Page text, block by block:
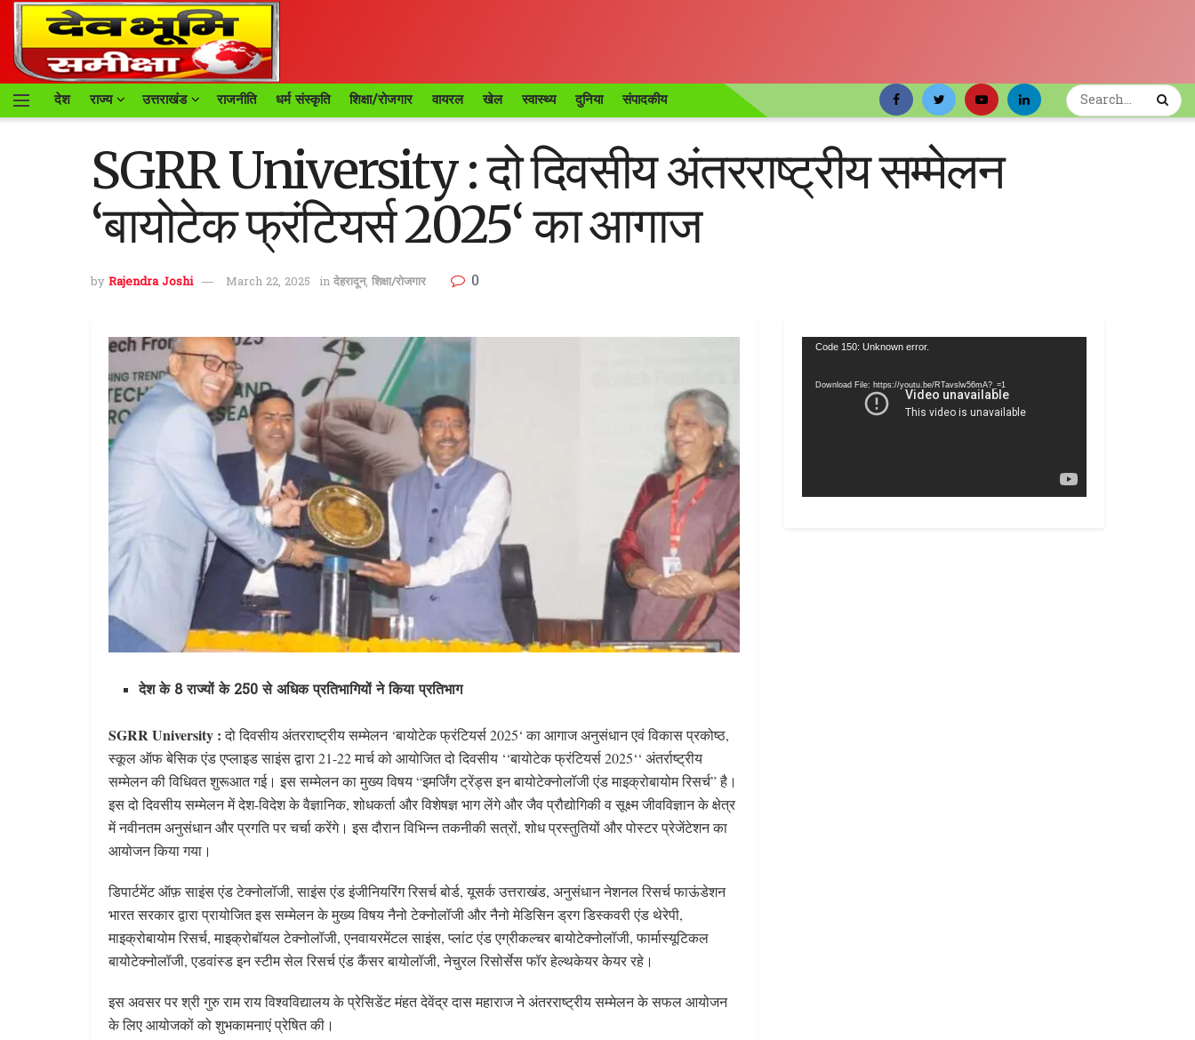
देश राज्य उत्तराखंड राजनीति धर्म संस्कृति शिक्षा/रोजगार वायरल खेल स्वास्थ्य दुनिया संपादकीय
SGRR University : दो दिवसीय अंतरराष्ट्रीय सम्मेलन
‘बायोटेक फ्रंटियर्स 2025‘ का आगाज
by Rajendra Joshi March 22, 2025 in देहरादून, शिक्षा/रोजगार 0
देश के 8 राज्यों के 250 से अधिक प्रतिभागियों ने किया प्रतिभाग
SGRR University :दो दिवसीय अंतरराष्ट्रीय सम्मेलन ‘बायोटेक फ्रंटियर्स 2025‘ का आगाज अनुसंधान एवं विकास प्रकोष्ठ,
स्कूल ऑफ बेसिक एंड एप्लाइड साइंस द्वारा 21-22 मार्च को आयोजित दो दिवसीय ‘‘बायोटेक फ्रंटियर्स 2025‘‘ अंतर्राष्ट्रीय
सम्मेलन की विधिवत शुरूआत गई। इस सम्मेलन का मुख्य विषय “इमर्जिंग ट्रेंड्स इन बायोटेक्नोलॉजी एंड माइक्रोबायोम रिसर्च” है।
इस दो दिवसीय सम्मेलन में देश-विदेश के वैज्ञानिक, शोधकर्ता और विशेषज्ञ भाग लेंगे और जैव प्रौद्योगिकी व सूक्ष्म जीवविज्ञान के क्षेत्र
में नवीनतम अनुसंधान और प्रगति पर चर्चा करेंगे। इस दौरान विभिन्न तकनीकी सत्रों, शोध प्रस्तुतियों और पोस्टर प्रेजेंटेशन का
आयोजन किया गया।
डिपार्टमेंट ऑफ़ साइंस एंड टेक्नोलॉजी, साइंस एंड इंजीनियरिंग रिसर्च बोर्ड, यूसर्क उत्तराखंड, अनुसंधान नेशनल रिसर्च फाऊंडेशन
भारत सरकार द्वारा प्रायोजित इस सम्मेलन के मुख्य विषय नैनो टेक्नोलॉजी और नैनो मेडिसिन ड्रग डिस्कवरी एंड थेरेपी,
माइक्रोबायोम रिसर्च, माइक्रोबॉयल टेक्नोलॉजी, एनवायरमेंटल साइंस, प्लांट एंड एग्रीकल्चर बायोटेक्नोलॉजी, फार्मास्यूटिकल
बायोटेक्नोलॉजी, एडवांस्ड इन स्टीम सेल रिसर्च एंड कैंसर बायोलॉजी, नेचुरल रिसोर्सेस फॉर हेल्थकेयर केयर रहे।
इस अवसर पर श्री गुरु राम राय विश्वविद्यालय के प्रेसिडेंट मंहत देवेंद्र दास महाराज ने अंतरराष्ट्रीय सम्मेलन के सफल आयोजन
के लिए आयोजकों को शुभकामनाएं प्रेषित की।
Video
Code 150: Unknown error.
Download File: https://youtu.be/RTavslw56mA?_=1